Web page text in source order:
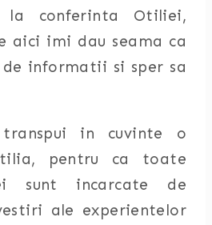
conferinta Otiliei,
aici imi dau seama ca
informatii si sper sa
in cuvinte o
pentru ca toate
sunt incarcate de
ale experientelor